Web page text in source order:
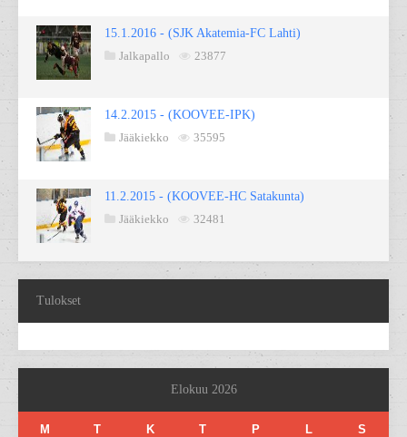
15.1.2016 - (SJK Akatemia-FC Lahti)
Jalkapallo
23877
14.2.2015 - (KOOVEE-IPK)
Jääkiekko
35595
11.2.2015 - (KOOVEE-HC Satakunta)
Jääkiekko
32481
Tulokset
Elokuu 2026
M T K T P L S